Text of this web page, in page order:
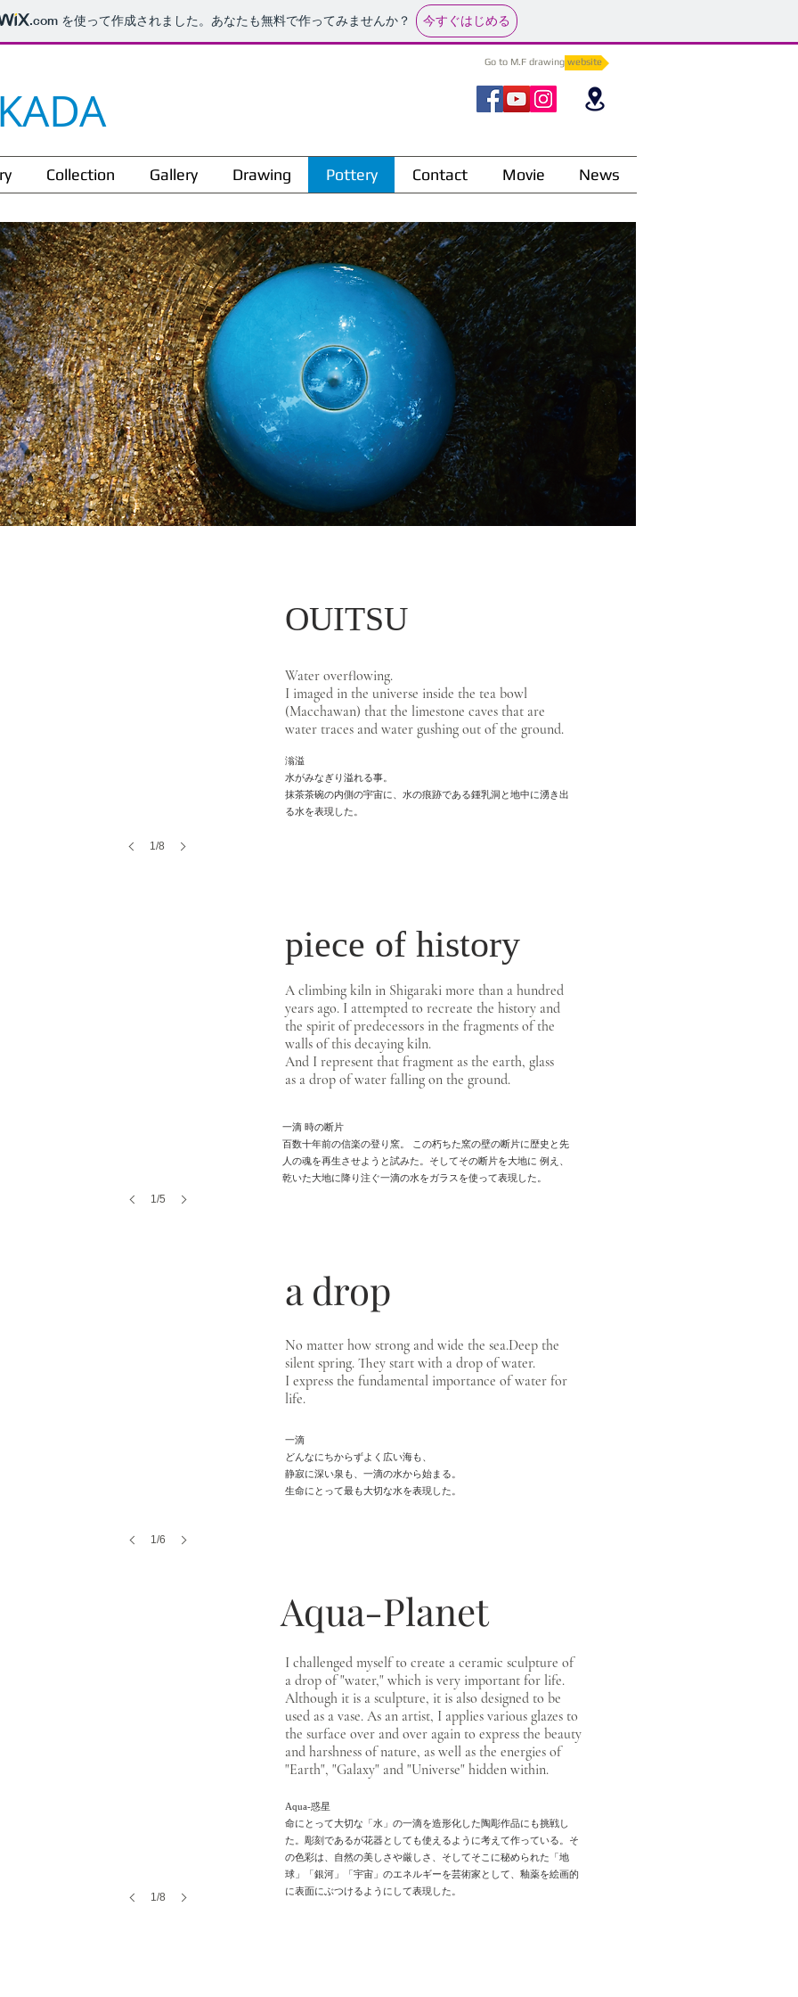
.com を使って作成されました。あなたも無料で作ってみませんか？ 今すぐはじめる
Go to M.F drawing website
Collection Gallery Drawing Pottery Contact Movie News
1/8
OUITSU
Water overflowing.
I imaged in the universe inside the tea bowl
(Macchawan) that the limestone caves that are
water traces and water gushing out of the ground.
滃溢
水がみなぎり溢れる事。
抹茶茶碗の内側の宇宙に、水の痕跡である鍾乳洞と地中に湧き出
る水を表現した。
1/5
piece of history
A climbing kiln in Shigaraki more than a hundred
years ago. I attempted to recreate the history and
the spirit of predecessors in the fragments of the
walls of this decaying kiln.
And I represent that fragment as the earth, glass
as a drop of water falling on the ground.
一滴 時の断片
百数十年前の信楽の登り窯。 この朽ちた窯の壁の断片に歴史と先
人の魂を再生させようと試みた。そしてその断片を大地に 例え、
乾いた大地に降り注ぐ一滴の水をガラスを使って表現した。
a drop
No matter how strong and wide the sea.Deep the
silent spring. They start with a drop of water.
I express the fundamental importance of water for
life.
一滴
どんなにちからずよく広い海も、
静寂に深い泉も、一滴の水から始まる。
​生命にとって最も大切な水を表現した。
1/6
1/8
Aqua-Planet
I challenged myself to create a ceramic sculpture of
a drop of "water," which is very important for life.
Although it is a sculpture, it is also designed to be
used as a vase. As an artist, I applies various glazes to
the surface over and over again to express the beauty
and harshness of nature, as well as the energies of
"Earth", "Galaxy" and "Universe" hidden within.
Aqua-惑星
命にとって大切な「水」の一滴を造形化した陶彫作品にも挑戦し
た。彫刻であるが花器としても使えるように考えて作っている。そ
の色彩は、自然の美しさや厳しさ、そしてそこに秘められた「地
球」「銀河」「宇宙」のエネルギーを芸術家として、釉薬を絵画的
に表面にぶつけるようにして表現した。